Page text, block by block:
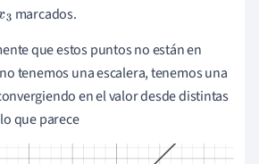
marcados.
que estos puntos no están en
tenemos una escalera, tenemos una
en el valor desde distintas
que parece